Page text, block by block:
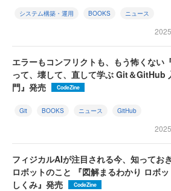
システム構築・運用 BOOKS ニュース
エラーもコンフリクトも、もう怖くない
って、壊して、直して学ぶ Git＆GitHub
門』発売
CodeZine
Git BOOKS ニュース GitHub
フィジカルAIが注目される今、知ってお
ロボットのこと 『図解まるわかり ロボ
しくみ』発売
CodeZine